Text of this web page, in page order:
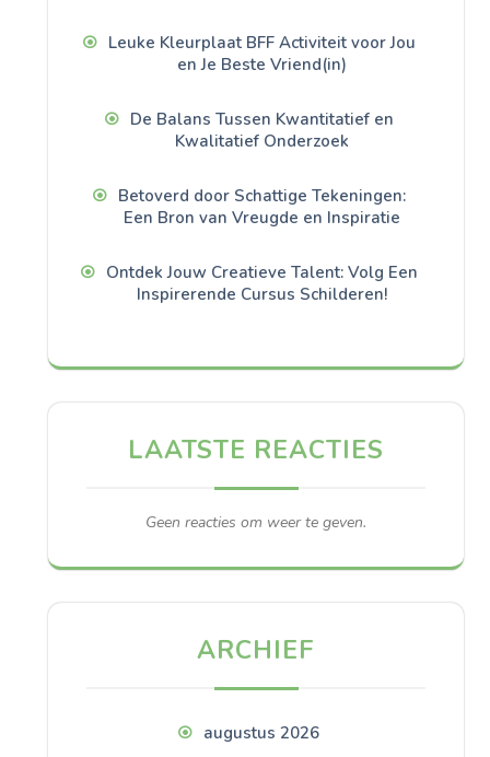
Leuke Kleurplaat BFF Activiteit voor Jou
en Je Beste Vriend(in)
De Balans Tussen Kwantitatief en
Kwalitatief Onderzoek
Betoverd door Schattige Tekeningen:
Een Bron van Vreugde en Inspiratie
Ontdek Jouw Creatieve Talent: Volg Een
Inspirerende Cursus Schilderen!
LAATSTE REACTIES
Geen reacties om weer te geven.
ARCHIEF
augustus 2026